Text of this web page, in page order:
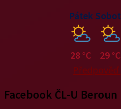
Pátek
28 °C 29 °C
Facebook ČL-U Beroun